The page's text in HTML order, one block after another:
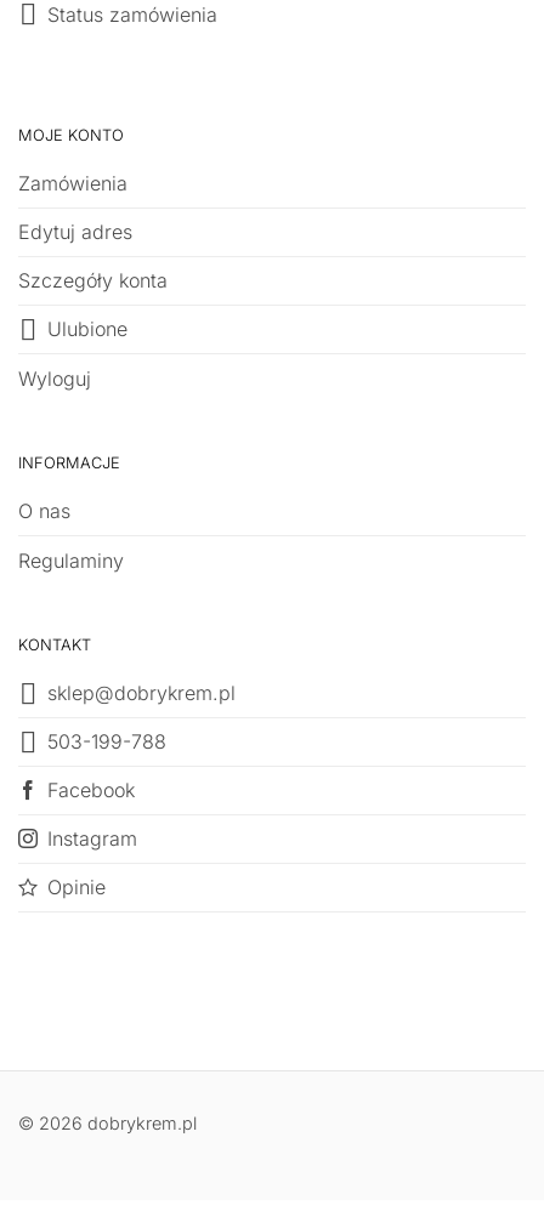
Status zamówienia
MOJE KONTO
Zamówienia
Edytuj adres
Szczegóły konta
Ulubione
Wyloguj
INFORMACJE
O nas
Regulaminy
KONTAKT
sklep@dobrykrem.pl
503-199-788
Facebook
Instagram
Opinie
© 2026 dobrykrem.pl